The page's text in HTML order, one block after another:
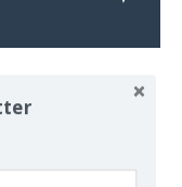
of articles on our
what is written.
we consider of
forming their